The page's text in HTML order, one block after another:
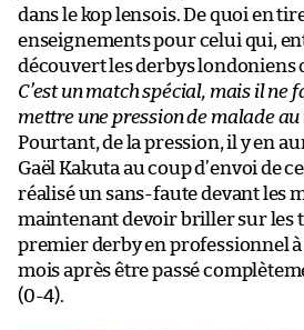
dans le kop lensois. De quoi en
enseignements pour celui qui,
découvert les derbys londoniens
C’est un match spécial, mais il ne
mettre une pression de malade au
Pourtant, de la pression, il y en
Gaël Kakuta au coup d’envoi de
réalisé un sans-faute devant les
maintenant devoir briller sur les
premier derby en professionnel
mois après être passé
(0-4).